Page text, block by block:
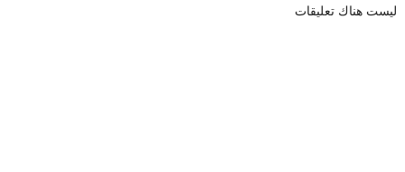
ليست هناك تعليقات